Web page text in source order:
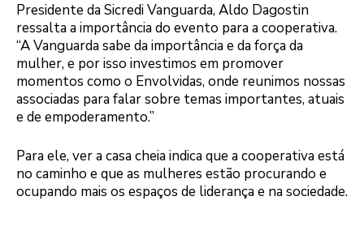
Presidente da Sicredi Vanguarda, Aldo Dagostin
ressalta a importância do evento para a cooperativa.
“A Vanguarda sabe da importância e da força da
mulher, e por isso investimos em promover
momentos como o Envolvidas, onde reunimos nossas
associadas para falar sobre temas importantes, atuais
e de empoderamento.”
Para ele, ver a casa cheia indica que a cooperativa está
no caminho e que as mulheres estão procurando e
ocupando mais os espaços de liderança e na sociedade.